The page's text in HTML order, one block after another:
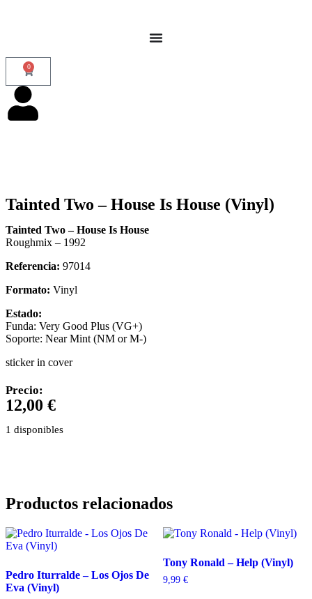
0
Tainted Two – House Is House (Vinyl)
Tainted Two – House Is House
Roughmix – 1992
Referencia: 97014
Formato: Vinyl
Estado:
Funda: Very Good Plus (VG+)
Soporte: Near Mint (NM or M-)
sticker in cover
Precio:
12,00 €
1 disponibles
Productos relacionados
Pedro Iturralde – Los Ojos De
Eva (Vinyl)
Tony Ronald – Help (Vinyl)
9,99 €